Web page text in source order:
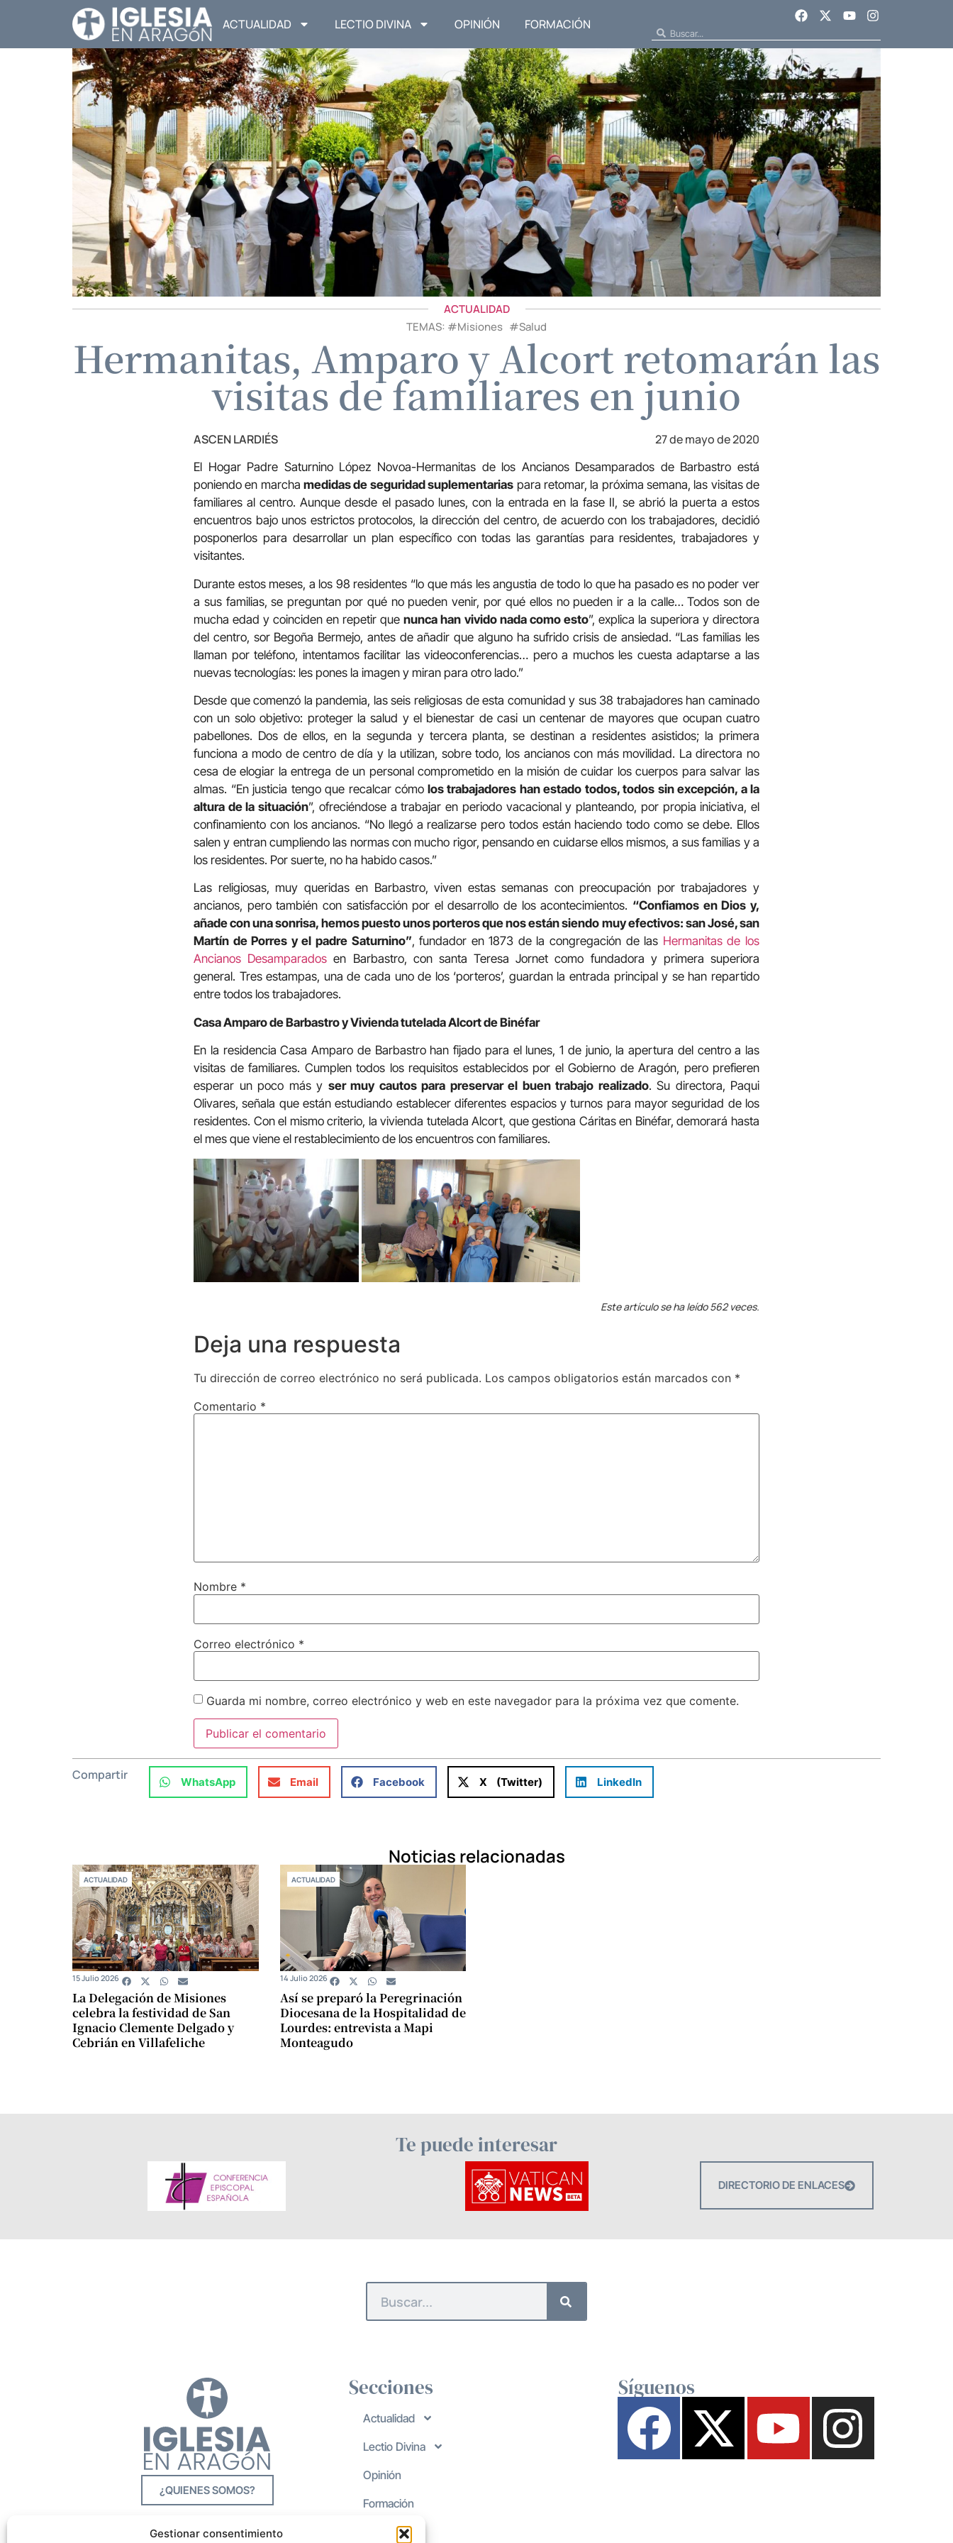
Gestionar consentimiento
ACTUALIDAD LECTIO DIVINA OPINIÓN FORMACIÓN
ACTUALIDAD
TEMAS: #Misiones #Salud
Hermanitas, Amparo y Alcort retomarán las
visitas de familiares en junio
ASCEN LARDIÉS 27 de mayo de 2020
El Hogar Padre Saturnino López Novoa-Hermanitas de los Ancianos Desamparados de Barbastro está
poniendo en marchamedidas de seguridad suplementarias para retomar, la próxima semana, las visitas de
familiares al centro. Aunque desde el pasado lunes, con la entrada en la fase II, se abrió la puerta a estos
encuentros bajo unos estrictos protocolos, la dirección del centro, de acuerdo con los trabajadores, decidió
posponerlos para desarrollar un plan específico con todas las garantías para residentes, trabajadores y
visitantes.
Durante estos meses, a los 98 residentes “lo que más les angustia de todo lo que ha pasado es no poder ver
a sus familias, se preguntan por qué no pueden venir, por qué ellos no pueden ir a la calle… Todos son de
mucha edad y coinciden en repetir quenunca han vivido nada como esto”, explica la superiora y directora
del centro, sor Begoña Bermejo, antes de añadir que alguno ha sufrido crisis de ansiedad. “Las familias les
llaman por teléfono, intentamos facilitar las videoconferencias… pero a muchos les cuesta adaptarse a las
nuevas tecnologías: les pones la imagen y miran para otro lado.”
Desde que comenzó la pandemia, las seis religiosas de esta comunidad y sus 38 trabajadores han caminado
con un solo objetivo: proteger la salud y el bienestar de casi un centenar de mayores que ocupan cuatro
pabellones. Dos de ellos, en la segunda y tercera planta, se destinan a residentes asistidos; la primera
funciona a modo de centro de día y la utilizan, sobre todo, los ancianos con más movilidad. La directora no
cesa de elogiar la entrega de un personal comprometido en la misión de cuidar los cuerpos para salvar las
almas. “En justicia tengo que recalcar cómo los trabajadores han estado todos, todos sin excepción, a la
altura de la situación”, ofreciéndose a trabajar en periodo vacacional y planteando, por propia iniciativa, el
confinamiento con los ancianos. “No llegó a realizarse pero todos están haciendo todo como se debe. Ellos
salen y entran cumpliendo las normas con mucho rigor, pensando en cuidarse ellos mismos, a sus familias y a
los residentes. Por suerte, no ha habido casos.”
Las religiosas, muy queridas en Barbastro, viven estas semanas con preocupación por trabajadores y
ancianos, pero también con satisfacción por el desarrollo de los acontecimientos. “Confiamos en Dios y,
añade con una sonrisa, hemos puesto unos porteros que nos están siendo muy efectivos: san José, san
Martín de Porres y el padre Saturnino”, fundador en 1873 de la congregación de las Hermanitas de los
Ancianos Desamparados en Barbastro, con santa Teresa Jornet como fundadora y primera superiora
general. Tres estampas, una de cada uno de los ‘porteros’, guardan la entrada principal y se han repartido
entre todos los trabajadores.
Casa Amparo de Barbastro y Vivienda tutelada Alcort de Binéfar
En la residencia Casa Amparo de Barbastro han fijado para el lunes, 1 de junio, la apertura del centro a las
visitas de familiares. Cumplen todos los requisitos establecidos por el Gobierno de Aragón, pero prefieren
esperar un poco más y ser muy cautos para preservar el buen trabajo realizado. Su directora, Paqui
Olivares, señala que están estudiando establecer diferentes espacios y turnos para mayor seguridad de los
residentes. Con el mismo criterio, la vivienda tutelada Alcort, que gestiona Cáritas en Binéfar, demorará hasta
el mes que viene el restablecimiento de los encuentros con familiares.
Este artículo se ha leído 562 veces.
Deja una respuesta
Tu dirección de correo electrónico no será publicada. Los campos obligatorios están marcados con *
Comentario *
Nombre *
Correo electrónico *
Guarda mi nombre, correo electrónico y web en este navegador para la próxima vez que comente.
Compartir WhatsApp Email Facebook X (Twitter) LinkedIn
Noticias relacionadas
ACTUALIDAD
La Delegación de Misiones
celebra la festividad de San
Ignacio Clemente Delgado y
Cebrián en Villafeliche
15 Julio 2026
ACTUALIDAD
Así se preparó la Peregrinación
Diocesana de la Hospitalidad de
Lourdes: entrevista a Mapi
Monteagudo
14 Julio 2026
Te puede interesar
DIRECTORIO DE ENLACES
¿QUIENES SOMOS?
Secciones
Actualidad
Lectio Divina
Opinión
Formación
Síguenos